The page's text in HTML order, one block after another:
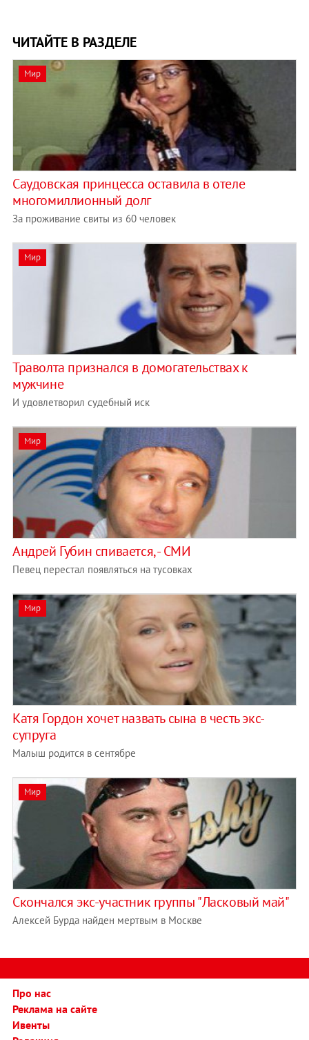
ЧИТАЙТЕ В РАЗДЕЛЕ
Мир
Саудовская принцесса оставила в отеле
многомиллионный долг
За проживание свиты из 60 человек
Мир
Траволта признался в домогательствах к
мужчине
И удовлетворил судебный иск
Мир
Андрей Губин спивается, - СМИ
Певец перестал появляться на тусовках
Мир
Катя Гордон хочет назвать сына в честь экс-
супруга
Малыш родится в сентябре
Мир
Скончался экс-участник группы "Ласковый май"
Алексей Бурда найден мертвым в Москве
Про нас
Реклама на сайте
Ивенты